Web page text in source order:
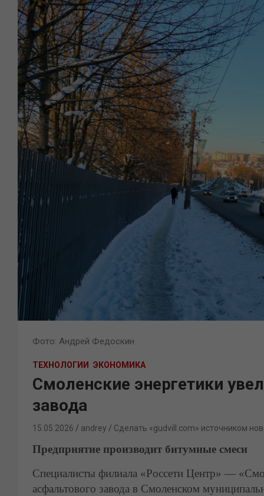
Фото: Андрей Федоскин
ТЕХНОЛОГИИ ЭКОНОМИКА
Смоленские энергетики
завода
15.05.2026 andrey Сделать «gudvill.com» источником
Предприятие производит битумные смеси
Специалисты филиала «Россети Центр» —
асфальтового завода в Смоленском